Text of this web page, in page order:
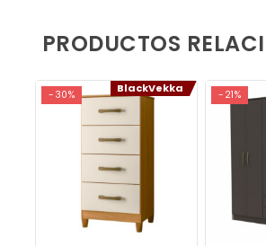
Opiniones de los
Anónimo
Rating: 5/5
Wed Jun 17 2026 13:15:13
PRODUCTOS
-30% BlackVekka -21%